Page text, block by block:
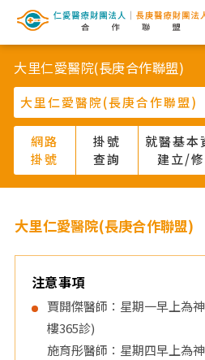
網
路
掛
號
系
統
-
仁
愛
大里仁愛醫院(長庚合作聯盟)
網路
掛號
掛號
查詢
就醫基本
建立/
大里仁愛醫院(長庚合作聯盟)
注意事項
賈開傑醫師：星期一早上為
樓365診)
施育彤醫師：星期四早上為